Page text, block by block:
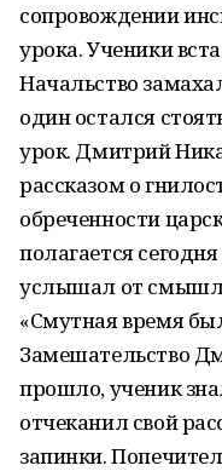
сопровождении
урока. Ученики
Начальство
один остался
урок. Дмитрий
рассказом о
обреченности
полагается
услышал от
«Смутная время
Замешательство
прошло, ученик
отчеканил свой
запинки.